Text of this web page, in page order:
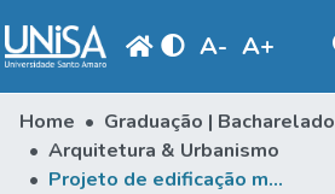
A- A+
Communities & Collections
Statistics
Home
Graduação | Bacharelado
Arquitetura & Urbanismo
Projeto de edificação multifuncional